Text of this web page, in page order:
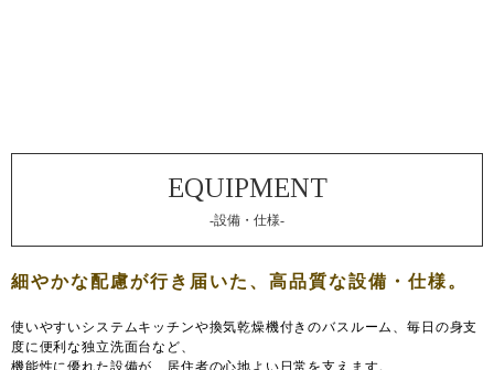
-設備・仕様-
使いやすいシステムキッチンや換気乾燥機付きのバスルーム、毎日の身支
度に便利な独立洗面台など、
機能性に優れた設備が、居住者の心地よい日常を支えます。